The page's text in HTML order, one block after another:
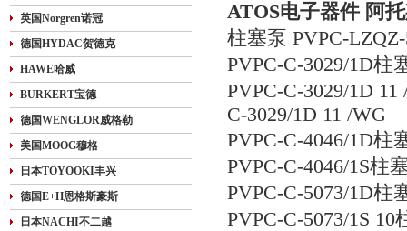
英国Norgren诺冠
德国HYDAC贺德克
HAWE哈威
BURKERT宝德
德国WENGLOR威格勒
美国MOOG穆格
日本TOYOOKI丰兴
德国E+H恩格斯豪斯
日本NACHI不二越
ATOS电子器件 阿
柱塞泵 PVPC-
PVPC-C-3029/1D柱
PVPC-C-3029/1D
C-3029/1D 11 /WG
PVPC-C-4046/1D柱
PVPC-C-4046/1S柱
PVPC-C-5073/1D柱
PVPC-C-5073/1S 10